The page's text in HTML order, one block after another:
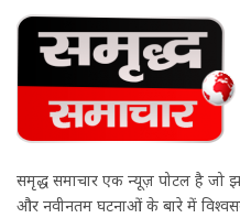
समृद्ध समाचार एक न्यूज़ पोर्टल है जो
और नवीनतम घटनाओं के बारे में